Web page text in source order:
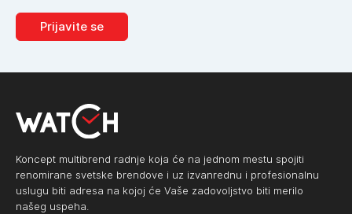
Prijavite se
Koncept multibrend radnje koja će na jednom mestu spojiti
renomirane svetske brendove i uz izvanrednu i profesionalnu
uslugu biti adresa na kojoj će Vaše zadovoljstvo biti merilo
našeg uspeha.